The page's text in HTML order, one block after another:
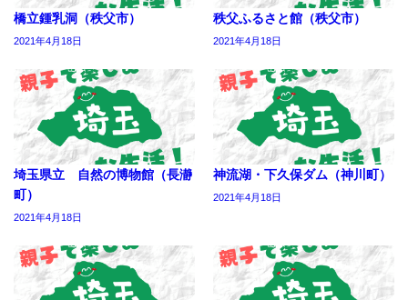
橋立鍾乳洞（秩父市）
2021年4月18日
秩父ふるさと館（秩父市）
2021年4月18日
埼玉県立 自然の博物館（長瀞
町）
2021年4月18日
神流湖・下久保ダム（神川町）
2021年4月18日